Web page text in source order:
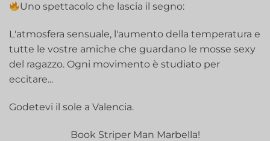
Uno spettacolo che lascia il segno:
L'atmosfera sensuale, l'aumento della temperatura e
tutte le vostre amiche che guardano le mosse sexy
del ragazzo. Ogni movimento è studiato per
eccitare...
Godetevi il sole a Valencia.
Book Striper Man Marbella!